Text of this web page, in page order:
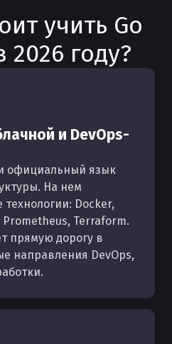
учить Go
2026 году?
и DevOps-
официальный язык
На нем
Docker,
Terraform.
прямую дорогу в
направления DevOps,